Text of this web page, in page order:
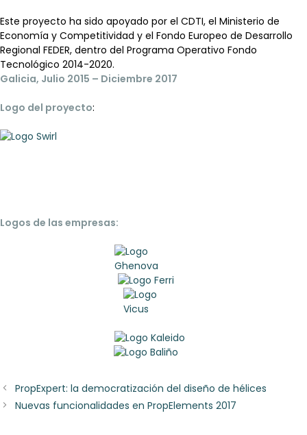
Este proyecto ha sido apoyado por el CDTI, el Ministerio de
Economía y Competitividad y el Fondo Europeo de Desarrollo
Regional FEDER, dentro del Programa Operativo Fondo
Tecnológico 2014-2020.
Galicia, Julio 2015 – Diciembre 2017
Logo del proyecto:
Logos de las empresas:
PropExpert: la democratización del diseño de hélices
Nuevas funcionalidades en PropElements 2017